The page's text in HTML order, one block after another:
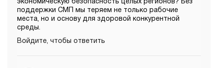
экономическую безопасность целых регионов? Без
поддержки СМП мы теряем не только рабочие
места, но и основу для здоровой конкурентной
среды.
Войдите, чтобы ответить